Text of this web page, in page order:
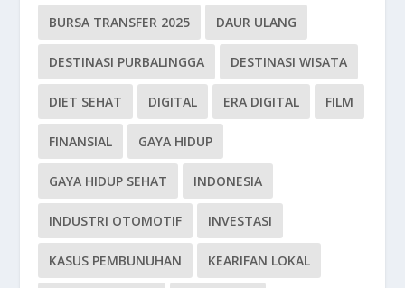
BURSA TRANSFER 2025 DAUR ULANG
DESTINASI PURBALINGGA DESTINASI WISATA
DIET SEHAT DIGITAL ERA DIGITAL FILM
FINANSIAL GAYA HIDUP
GAYA HIDUP SEHAT INDONESIA
INDUSTRI OTOMOTIF INVESTASI
KASUS PEMBUNUHAN KEARIFAN LOKAL